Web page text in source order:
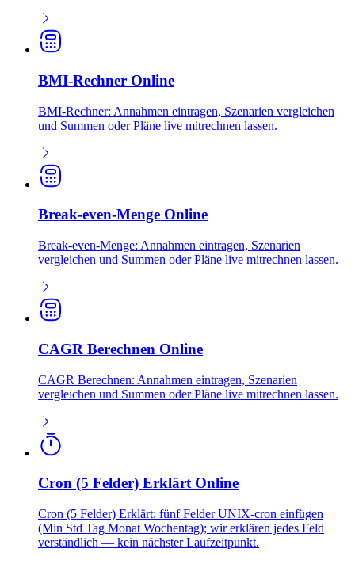
BMI-Rechner Online
BMI-Rechner: Annahmen eintragen, Szenarien vergleichen
und Summen oder Pläne live mitrechnen lassen.
Break-even-Menge Online
Break-even-Menge: Annahmen eintragen, Szenarien
vergleichen und Summen oder Pläne live mitrechnen lassen.
CAGR Berechnen Online
CAGR Berechnen: Annahmen eintragen, Szenarien
vergleichen und Summen oder Pläne live mitrechnen lassen.
Cron (5 Felder) Erklärt Online
Cron (5 Felder) Erklärt: fünf Felder UNIX-cron einfügen
(Min Std Tag Monat Wochentag); wir erklären jedes Feld
verständlich — kein nächster Laufzeitpunkt.